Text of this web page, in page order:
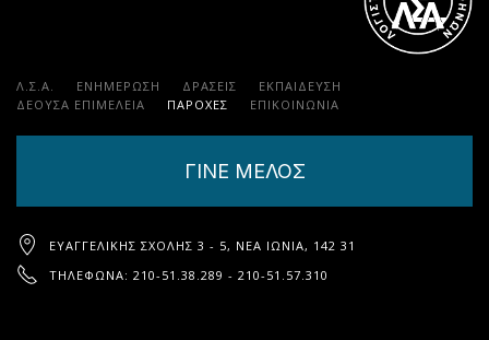
Λ.Σ.Α. ΕΝΗΜΕΡΩΣΗ ΔΡΑΣΕΙΣ
ΕΚΠΑΊΔΕΥΣΗ
ΔΕΟΥΣΑ ΕΠΙΜΕΛΕΙΑ
ΠΑΡΟΧΈΣ ΕΠΙΚΟΙΝΩΝΊΑ
ΓΙΝΕ ΜΕΛΟΣ
ΕΥΑΓΓΕΛΙΚΉΣ ΣΧΟΛΉΣ 3 - 5, ΝΈΑ ΙΩΝΊΑ, 142 31
ΤΗΛΈΦΩΝΑ: 210-51.38.289 - 210-51.57.310